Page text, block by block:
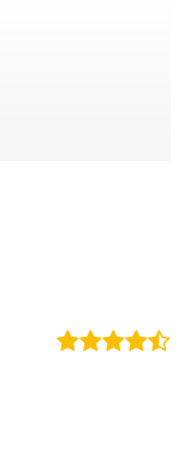
元；(2)遊程1天